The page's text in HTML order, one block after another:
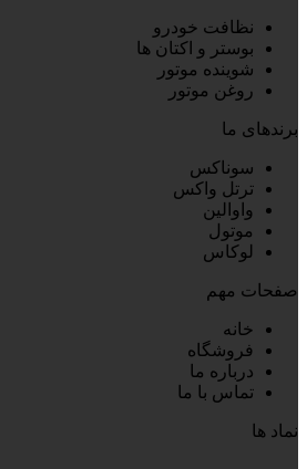
نظافت خودرو
بوستر و اکتان ها
شوینده موتور
روغن موتور
برندهای ما
سوناکس
ترتل واکس
واوالین
موتول
لوکاس
صفحات مهم
خانه
فروشگاه
درباره ما
تماس با ما
نماد ها